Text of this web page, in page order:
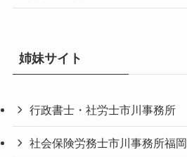
姉妹サイト
行政書士・社労士市川事務所
社会保険労務士市川事務所福岡